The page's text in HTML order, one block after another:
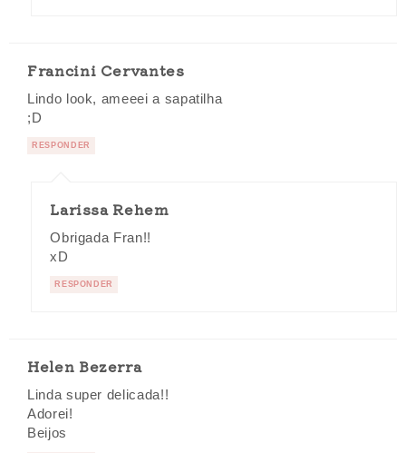
Francini Cervantes
Lindo look, ameeei a sapatilha
;D
RESPONDER
Larissa Rehem
Obrigada Fran!!
xD
RESPONDER
Helen Bezerra
Linda super delicada!!
Adorei!
Beijos